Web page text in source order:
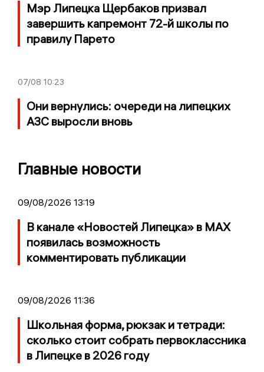
Мэр Липецка Щербаков призвал
завершить капремонт 72-й школы по
правилу Парето
07/08 10:23
Они вернулись: очереди на липецких
АЗС выросли вновь
Главные новости
09/08/2026 13:19
В канале «Новостей Липецка» в MAX
появилась возможность
комментировать публикации
09/08/2026 11:36
Школьная форма, рюкзак и тетради:
сколько стоит собрать первоклассника
в Липецке в 2026 году